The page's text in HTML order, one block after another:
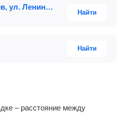
МОГИЛЕВ АВ, г. Могилев, ул. Ленинская 93, Беларусь
Найти
Найти
– расстояние между